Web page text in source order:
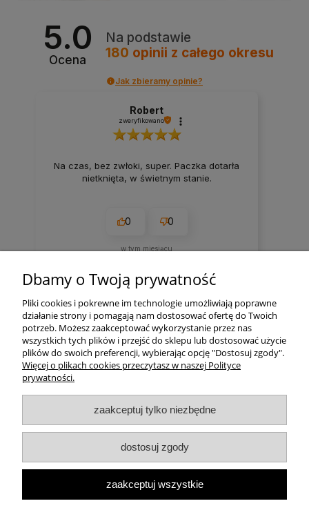
5.0
Ocena
Na podstawie
180 opinii z całego okresu
Jak zbieramy opinie?
Komentarz sklepu
Robert
zweryfikowano
Na czas, bez zwłoki, super. Paczka dotarła
nietknięta, w świetnym stanie.
0 0
w tym miesiącu
zebranych i zweryfikowanych przez
Pomoc
Moje konto
Płatności i dostawa
Dbamy o Twoją prywatność
Pliki cookies i pokrewne im technologie umożliwiają poprawne
działanie strony i pomagają nam dostosować ofertę do Twoich
potrzeb. Możesz zaakceptować wykorzystanie przez nas
wszystkich tych plików i przejść do sklepu lub dostosować użycie
plików do swoich preferencji, wybierając opcję "Dostosuj zgody".
Więcej o plikach cookies przeczytasz w naszej Polityce
prywatności.
zaakceptuj tylko niezbędne
dostosuj zgody
zaakceptuj wszystkie